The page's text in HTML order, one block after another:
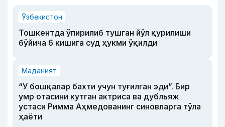
Ўзбекистон
Тошкентда ўпирилиб тушган йўл қурилиши
бўйича 6 кишига суд ҳукми ўқилди
Маданият
“У бошқалар бахти учун туғилган эди”. Бир
умр отасини кутган актриса ва дубльяж
устаси Римма Аҳмедованинг синовларга тўла
ҳаёти